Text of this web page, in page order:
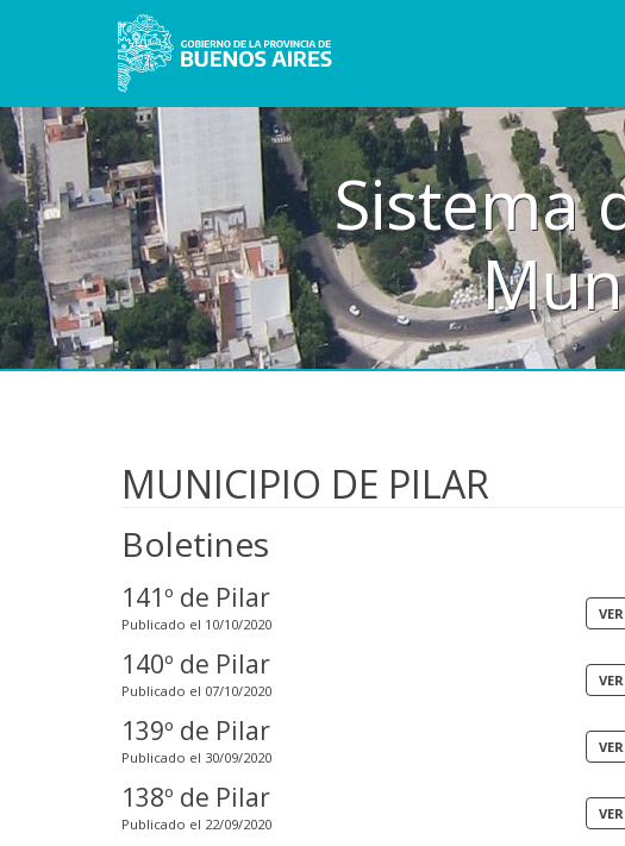
Sistema
MUNICIPIO DE PILAR
Boletines
141º de Pilar
Publicado el 10/10/2020
140º de Pilar
Publicado el 07/10/2020
139º de Pilar
Publicado el 30/09/2020
138º de Pilar
Publicado el 22/09/2020